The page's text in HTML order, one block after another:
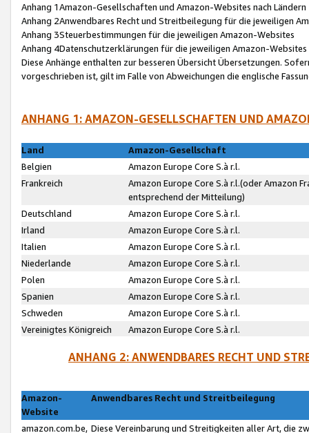
Anhang 1Amazon-Gesellschaften und Amazon-Websites nach Ländern
Anhang 2Anwendbares Recht und Streitbeilegung für die jeweiligen
Anhang 3Steuerbestimmungen für die jeweiligen Amazon-Websites
Anhang 4Datenschutzerklärungen für die jeweiligen Amazon-Websites
Diese Anhänge enthalten zur besseren Übersicht Übersetzungen.
vorgeschrieben ist, gilt im Falle von Abweichungen die englische
ANHANG 1: AMAZON-GESELLSCHAFTEN UND
Land
Amazon-Gesellschaft
Belgien
Amazon Europe Core S.à r.l.
Frankreich
Amazon Europe Core S.à r.l.(oder Amazon
entsprechend der Mitteilung)
Deutschland
Amazon Europe Core S.à r.l.
Irland
Amazon Europe Core S.à r.l.
Italien
Amazon Europe Core S.à r.l.
Niederlande
Amazon Europe Core S.à r.l.
Polen
Amazon Europe Core S.à r.l.
Spanien
Amazon Europe Core S.à r.l.
Schweden
Amazon Europe Core S.à r.l.
Vereinigtes Königreich
Amazon Europe Core S.à r.l.
ANHANG 2: ANWENDBARES RECHT UND
Amazon-
Website
Anwendbares Recht und Streitbeilegung
amazon.com.be, Diese Vereinbarung und Streitigkeiten aller Art, die